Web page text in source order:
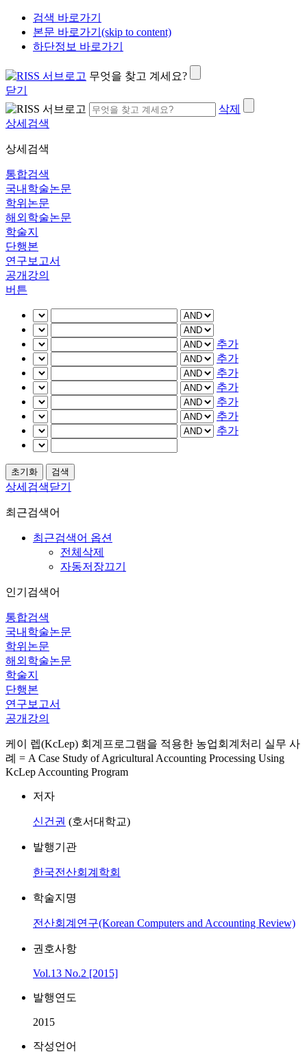
검색 바로가기
본문 바로가기(skip to content)
하단정보 바로가기
무엇을 찾고 계세요?
닫기
삭제
상세검색
상세검색
통합검색
국내학술논문
학위논문
해외학술논문
학술지
단행본
연구보고서
공개강의
버튼
추가
추가
추가
추가
추가
추가
추가
상세검색닫기
최근검색어
최근검색어 옵션
전체삭제
자동저장끄기
인기검색어
통합검색
국내학술논문
학위논문
해외학술논문
학술지
단행본
연구보고서
공개강의
케이 렙(KcLep) 회계프로그램을 적용한 농업회계처리 실무 사
례 = A Case Study of Agricultural Accounting Processing Using
KcLep Accounting Program
저자
신건권 (호서대학교)
발행기관
한국전산회계학회
학술지명
전산회계연구(Korean Computers and Accounting Review)
권호사항
Vol.13 No.2 [2015]
발행연도
2015
작성언어